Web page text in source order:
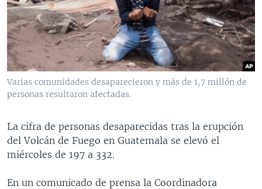
VENEZUELA
BRASIL
NICARAGUA
ECONOMÍA
ENTRETENIMIENTO Y CULTURA
TECNOLOGÍA
DEPORTES
CIENCIA Y SALUD
MULTIMEDIA
VIDEOS
FOTOGRAFÍA
AUDIOS
PROGRAMAS TV
EL MUNDO AL DÍA
FORO INTERAMERICANO
VISIÓN 360
PANORAMA
RADIO
AVANCE INFORMATIVO
AUDIONOTICIAS
ESTADOS UNIDOS AL DÍA
EL MUNDO AL DÍA [RADIO]
FORO [RADIO]
DIRECT
DOCUMENTALES DE LA VOA
Learning English
SÍGANOS
Varias comunidades desaparecieron y más de 1,7 millón de
personas resultaron afectadas.
La cifra de personas desaparecidas tras la erupción
del Volcán de Fuego en Guatemala se elevó el
miércoles de 197 a 332.
En un comunicado de prensa la Coordinadora